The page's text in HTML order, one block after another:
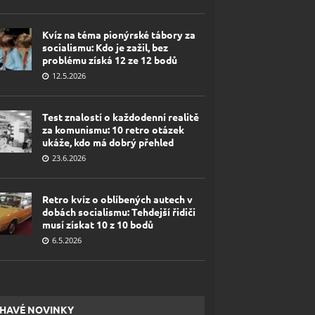
Kvíz na téma pionýrské tábory za
socialismu: Kdo je zažil, bez
problému získá 12 ze 12 bodů
12.5.2026
Test znalostí o každodenní realitě
za komunismu: 10 retro otázek
ukáže, kdo má dobrý přehled
23.6.2026
Retro kvíz o oblíbených autech v
dobách socialismu: Tehdejší řidiči
musí získat 10 z 10 bodů
6.5.2026
NOVINKY